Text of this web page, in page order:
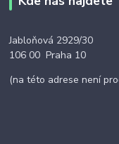
Jabloňová 2929/30
106 00 Praha 10
(na této adrese není